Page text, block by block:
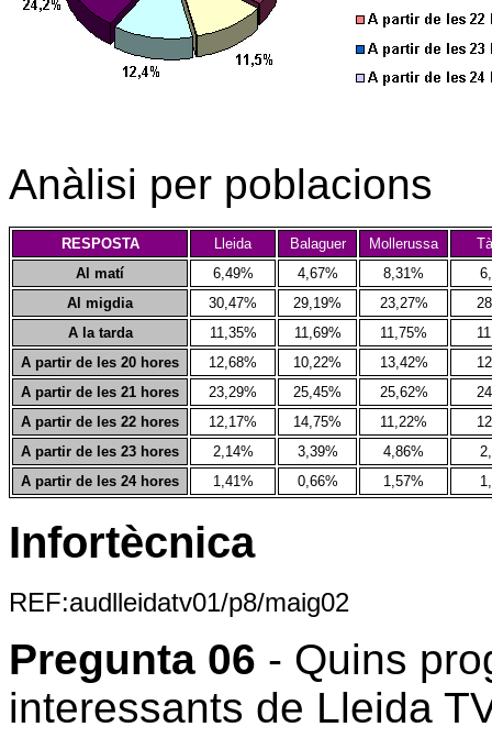
Anàlisi per poblacions
RESPOSTA Lleida Balaguer Mollerussa
Al matí
6,49% 4,67% 8,31%
Al migdia
30,47% 29,19% 23,27%
A la tarda
11,35% 11,69% 11,75%
A partir de les 20 hores
12,68% 10,22% 13,42%
A partir de les 21 hores
23,29% 25,45% 25,62%
A partir de les 22 hores
12,17% 14,75% 11,22%
A partir de les 23 hores
2,14% 3,39% 4,86%
A partir de les 24 hores
1,41% 0,66% 1,57%
Infortècnica
REF:audlleidatv01/p8/maig02
Pregunta 06 - Quins
interessants de Lleida